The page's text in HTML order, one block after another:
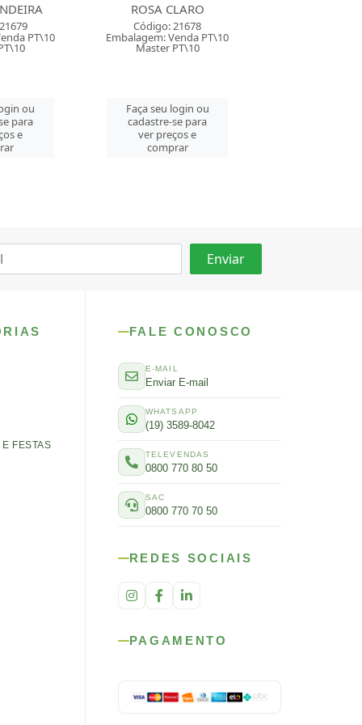
PT\10
ou
para
e
MARROM
Código: 103467
Embalagem: Venda CX\40
Master CX\40
Faça seu login ou
cadastre-se para
ver preços e
comprar
FESTAS
FALE CONOSCO
E-MAIL
Enviar E-mail
WHATSAPP
(19) 3589-8042
TELEVENDAS
0800 770 80 50
SAC
0800 770 70 50
REDES SOCIAIS
PAGAMENTO